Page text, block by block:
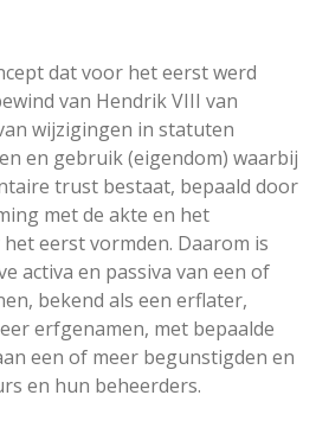
dat voor het eerst werd
van Hendrik VIII van
wijzigingen in statuten
en gebruik (eigendom) waarbij
trust bestaat, bepaald door
met de akte en het
eerst vormden. Daarom is
activa en passiva van een of
bekend als een erflater,
erfgenamen, met bepaalde
een of meer begunstigden en
en hun beheerders.